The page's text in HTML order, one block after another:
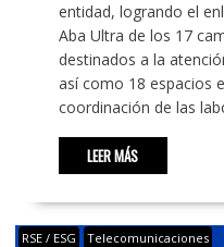
entidad, logrando el
Aba Ultra de los 17
destinados a la
así como 18 espacios
coordinación de las
LEER MÁS
RSE / ESG Telecomunicaciones